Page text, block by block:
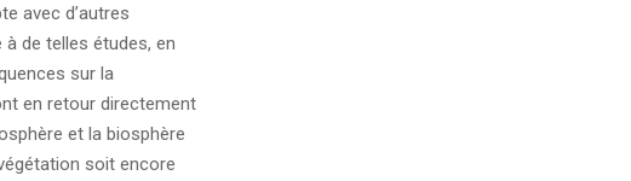
avec d’autres
à de telles études, en
sur la
en retour directement
et la biosphère
soit encore